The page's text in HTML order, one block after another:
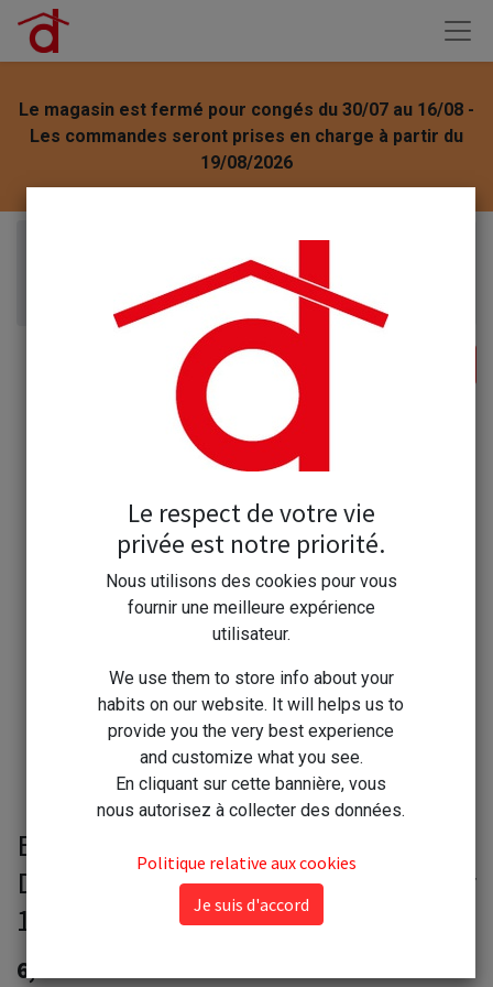
Le magasin est fermé pour congés du 30/07 au 16/08 -
Les commandes seront prises en charge à partir du
19/08/2026
Etamine du Lys Tablettes Détartrantes
Effervescentes WC par 12
Etamine du Lys Tablettes
Détartrantes Effervescentes WC par
12
6,90
Le respect de votre vie
privée est notre priorité.
Nous utilisons des cookies pour vous
fournir une meilleure expérience
utilisateur.
We use them to store info about your
habits on our website. It will helps us to
provide you the very best experience
and customize what you see.
En cliquant sur cette bannière, vous
nous autorisez à collecter des données.
Politique relative aux cookies
Je suis d'accord